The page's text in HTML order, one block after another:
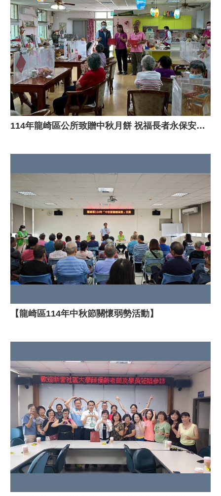
114年龍崎區公所致贈中秋月餅 祝福長者永保安康身強健
【龍崎區114年中秋節關懷弱勢活動】